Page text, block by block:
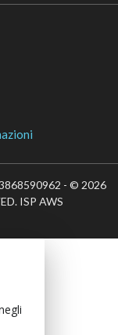
- © 2026
ISP AWS